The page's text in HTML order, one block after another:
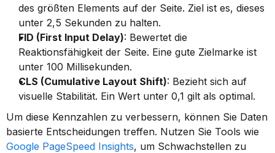
des größten Elements auf der Seite. Ziel ist es, dieses
unter 2,5 Sekunden zu halten.
FID (First Input Delay): Bewertet die
Reaktionsfähigkeit der Seite. Eine gute Zielmarke ist
unter 100 Millisekunden.
CLS (Cumulative Layout Shift): Bezieht sich auf
visuelle Stabilität. Ein Wert unter 0,1 gilt als optimal.
Um diese Kennzahlen zu verbessern, können Sie Daten
Google PageSpeed Insights, um Schwachstellen zu